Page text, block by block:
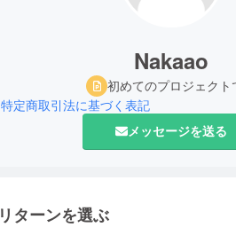
Nakaao
初めてのプロジェクト
特定商取引法に基づく表記
メッセージを送る
リターンを選ぶ